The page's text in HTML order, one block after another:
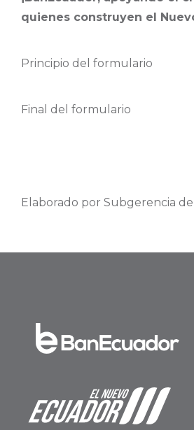
quienes construyen el
Principio del formulario
Final del formulario
Elaborado por Subgerencia